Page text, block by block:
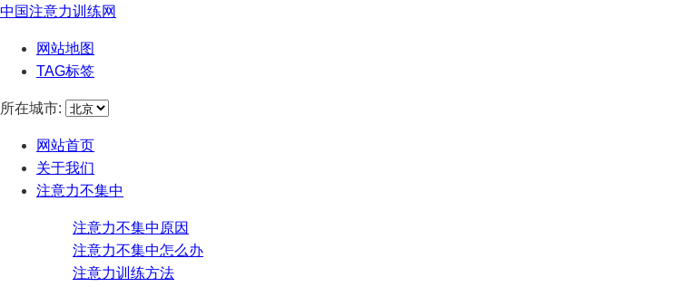
中国注意力训练网
网站地图
TAG标签
所在城市:
网站首页
关于我们
注意力不集中
注意力不集中原因
注意力不集中怎么办
注意力训练方法